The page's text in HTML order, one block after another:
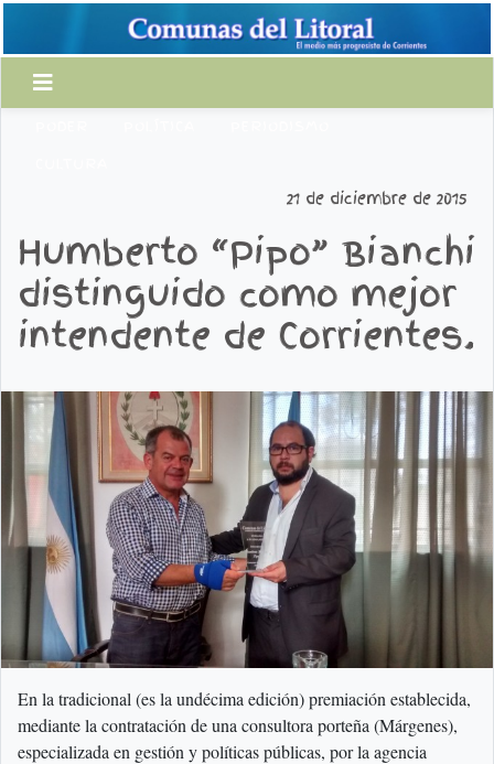
21 de diciembre de 2015
Humberto “Pipo” Bianchi
distinguido como mejor
intendente de Corrientes.
En la tradicional (es la undécima edición) premiación establecida,
mediante la contratación de una consultora porteña (Márgenes),
especializada en gestión y políticas públicas, por la agencia